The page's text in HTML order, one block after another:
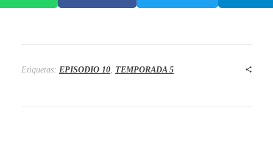
Etiquetas: EPISODIO 10 TEMPORADA 5